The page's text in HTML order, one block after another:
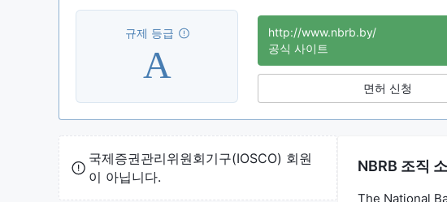
규제 등급
A
http://www.nbrb.by/
공식 사이트
면허 신청
국제증권관리위원회기구(IOSCO) 회원
이 아닙니다.
NBRB 조직
The National